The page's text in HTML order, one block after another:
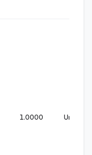
1.0000 Unidade